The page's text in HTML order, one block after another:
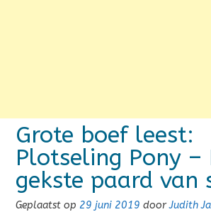
Grote boef leest:
Plotseling Pony –
gekste paard van
Geplaatst op 29 juni 2019 doorJudith